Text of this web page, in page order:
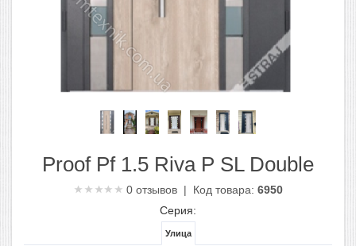
Proof Pf 1.5 Riva P SL Double
0отзывов | Код товара: 6950
Серия:
Улица